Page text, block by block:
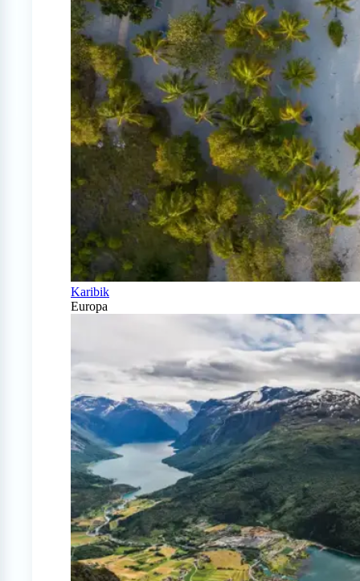
Karibik
Europa